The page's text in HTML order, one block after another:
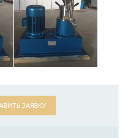
ЗАЯВКУ